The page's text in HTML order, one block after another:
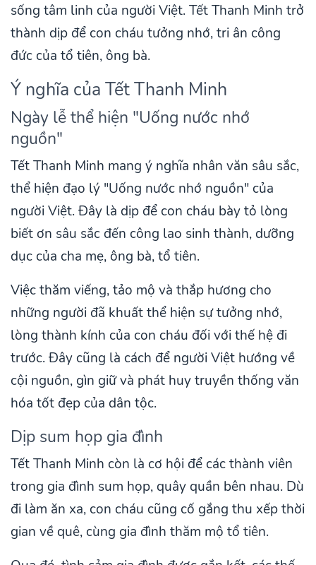
sống tâm linh của người Việt. Tết Thanh Minh trở
thành dịp để con cháu tưởng nhớ, tri ân công
đức của tổ tiên, ông bà.
Ý nghĩa của Tết Thanh Minh
Ngày lễ thể hiện "Uống nước nhớ
nguồn"
Tết Thanh Minh mang ý nghĩa nhân văn sâu sắc,
thể hiện đạo lý "Uống nước nhớ nguồn" của
người Việt. Đây là dịp để con cháu bày tỏ lòng
biết ơn sâu sắc đến công lao sinh thành, dưỡng
dục của cha mẹ, ông bà, tổ tiên.
Việc thăm viếng, tảo mộ và thắp hương cho
những người đã khuất thể hiện sự tưởng nhớ,
lòng thành kính của con cháu đối với thế hệ đi
trước. Đây cũng là cách để người Việt hướng về
cội nguồn, gìn giữ và phát huy truyền thống văn
hóa tốt đẹp của dân tộc.
Dịp sum họp gia đình
Tết Thanh Minh còn là cơ hội để các thành viên
trong gia đình sum họp, quây quần bên nhau. Dù
đi làm ăn xa, con cháu cũng cố gắng thu xếp thời
gian về quê, cùng gia đình thăm mộ tổ tiên.